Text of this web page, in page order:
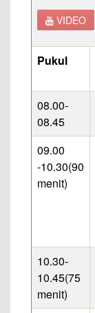
VIDEO
Pukul
08.00-
08.45
09.00
-10.30(90
menit)
10.30-
10.45(75
menit)